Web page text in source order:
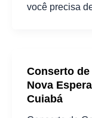
você precisa
Conserto
Nova
Cuiabá